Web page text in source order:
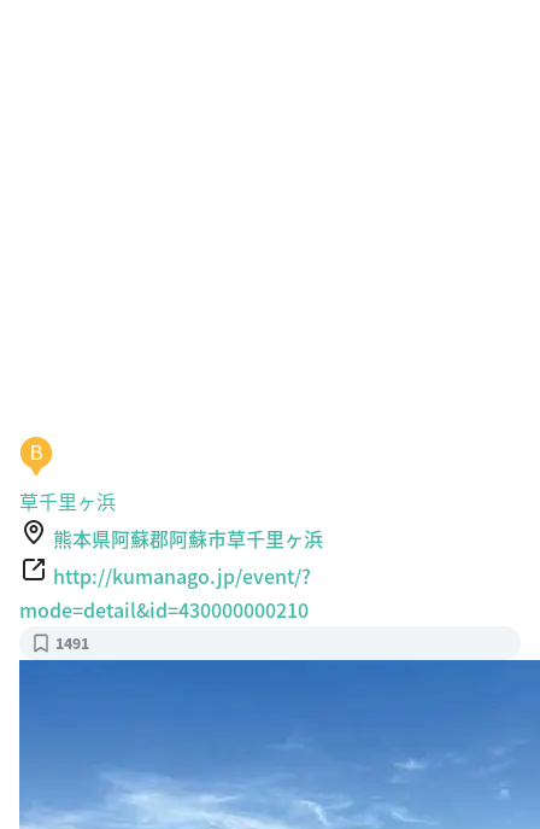
B
草千里ヶ浜
熊本県阿蘇郡阿蘇市草千里ヶ浜
http://kumanago.jp/event/?
mode=detail&id=430000000210
1491